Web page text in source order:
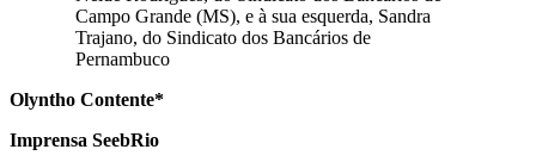
Campo Grande (MS), e à sua esquerda, Sandra
Trajano, do Sindicato dos Bancários de
Pernambuco
Olyntho Contente*
Imprensa SeebRio